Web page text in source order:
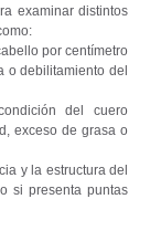
examinar distintos
por centímetro
o debilitamiento del
del cuero
exceso de grasa o
y la estructura del
si presenta puntas